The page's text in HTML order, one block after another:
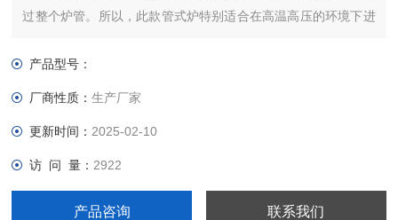
过整个炉管。所以，此款管式炉特别适合在高温高压的环境下进
产品型号：
厂商性质：生产厂家
更新时间： 2025-02-10
访 问 量： 2922
产品咨询 联系我们